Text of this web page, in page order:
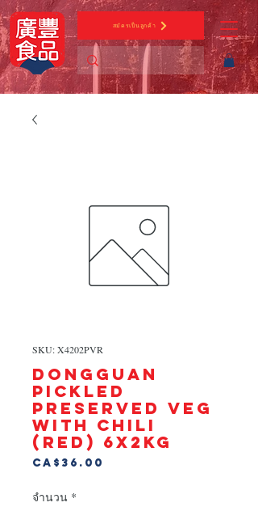
สมัครเป็นลูกค้า
SKU: X4202PVR
DONGGUAN
PICKLED
PRESERVED VEG
WITH CHILI
(RED) 6x2kg
CA$36.00
จำนวน *